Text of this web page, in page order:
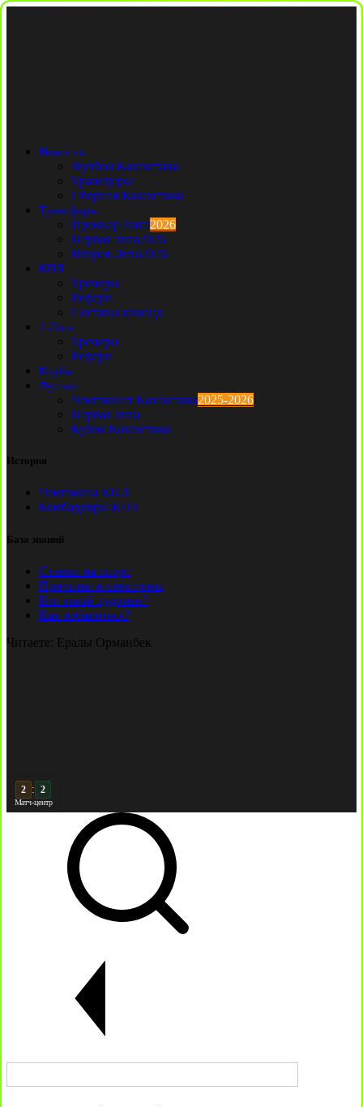
Новости
Футбол Казахстана
Трансферы
Сборная Казахстана
Трансферы
Премьер Лига2026
Первая лига2026
Вторая Лига2026
КПЛ
Тренеры
Рефери
Составы команд
1 Лига
Тренеры
Рефери
Клубы
Футзал
Чемпионат Казахстана2025-2026
Первая лига
Кубок Казахстана
История
Чемпионы КПЛ
Бомбардиры КПЛ
База знаний
Ставки на спорт
Причины и симптомы
Кто такой лудоман?
Как избавиться?
Читаете: Ералы Орманбек
3 : 3
Матч-центр